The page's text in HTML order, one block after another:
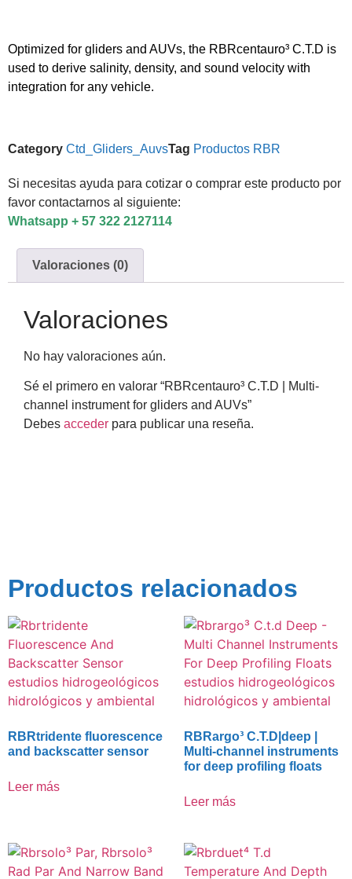
Optimized for gliders and AUVs, the RBRcentauro³ C.T.D is
used to derive salinity, density, and sound velocity with
integration for any vehicle.
Category Ctd_Gliders_AuvsTag Productos RBR
Si necesitas ayuda para cotizar o comprar este producto por
favor contactarnos al siguiente:
Whatsapp + 57 322 2127114
Valoraciones (0)
Valoraciones
No hay valoraciones aún.
Sé el primero en valorar “RBRcentauro³ C.T.D | Multi-
channel instrument for gliders and AUVs”
Debes acceder para publicar una reseña.
Productos relacionados
RBRtridente fluorescence
and backscatter sensor
Leer más
RBRargo³ C.T.D|deep |
Multi-channel instruments
for deep profiling floats
Leer más